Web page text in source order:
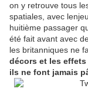
on y retrouve tous
spatiales, avec
huitième passager
été fait avant avec
les britanniques ne
décors et les
ils ne font jamais